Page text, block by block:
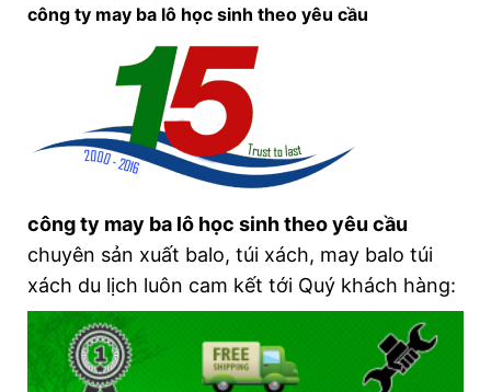
công ty may ba lô học sinh theo yêu cầu
công ty may ba lô học sinh theo yêu cầu
chuyên sản xuất balo, túi xách, may balo túi
xách du lịch luôn cam kết tới Quý khách hàng: